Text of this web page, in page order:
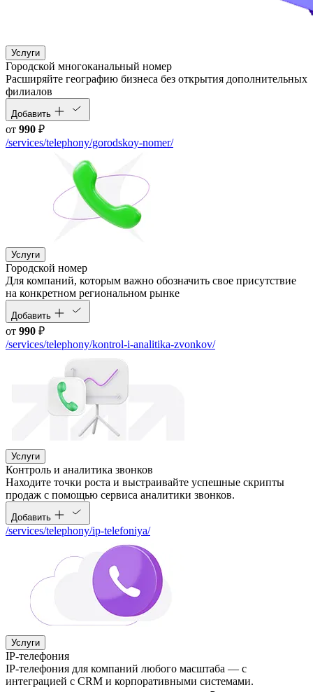
Услуги
Городской многоканальный номер
Расширяйте географию бизнеса без открытия дополнительных
филиалов
Добавить
от 990 ₽
/services/telephony/gorodskoy-nomer/
Услуги
Городской номер
Для компаний, которым важно обозначить свое присутствие
на конкретном региональном рынке
Добавить
от 990 ₽
/services/telephony/kontrol-i-analitika-zvonkov/
Услуги
Контроль и аналитика звонков
Находите точки роста и выстраивайте успешные скрипты
продаж с помощью сервиса аналитики звонков.
Добавить
/services/telephony/ip-telefoniya/
Услуги
IP-телефония
IP-телефония для компаний любого масштаба — с
интеграцией с CRM и корпоративными системами.